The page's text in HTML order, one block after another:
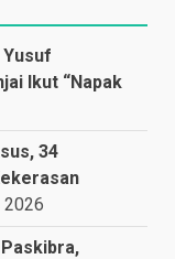
Yusuf
Ikut “Napak
34
2026